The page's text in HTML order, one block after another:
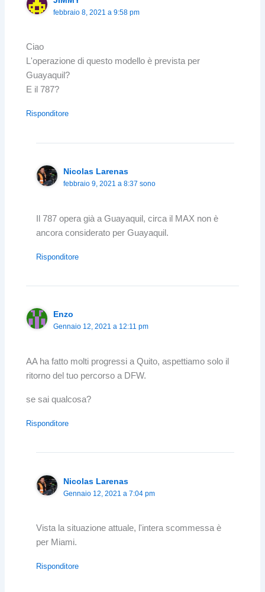
febbraio 8, 2021 a 9:58 pm
Ciao
L'operazione di questo modello è prevista per
Guayaquil?
E il 787?
Risponditore
Nicolas Larenas
febbraio 9, 2021 a 8:37 sono
Il 787 opera già a Guayaquil, circa il MAX non è
ancora considerato per Guayaquil.
Risponditore
Enzo
Gennaio 12, 2021 a 12:11 pm
AA ha fatto molti progressi a Quito, aspettiamo solo il
ritorno del tuo percorso a DFW.
se sai qualcosa?
Risponditore
Nicolas Larenas
Gennaio 12, 2021 a 7:04 pm
Vista la situazione attuale, l'intera scommessa è
per Miami.
Risponditore